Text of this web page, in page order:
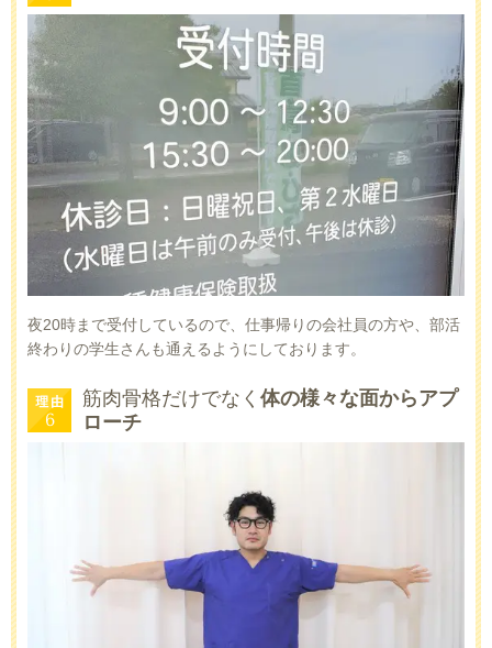
夜20時まで受付しているので、仕事帰りの会社員の方や、部活
終わりの学生さんも通えるようにしております。
筋肉骨格だけでなく 体の様々な面からアプ
ローチ